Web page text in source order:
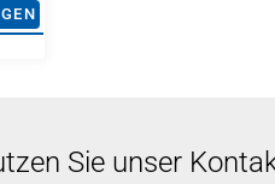
Sie unser